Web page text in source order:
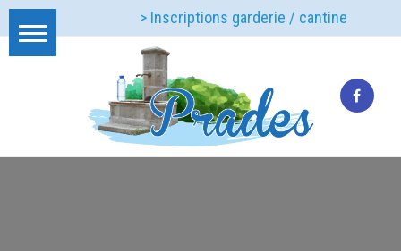
> Inscriptions garderie / cantine